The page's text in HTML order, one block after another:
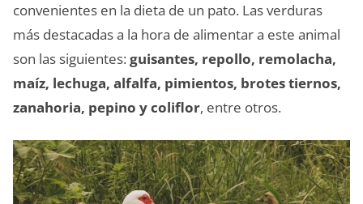
convenientes en la dieta de un pato. Las verduras
más destacadas a la hora de alimentar a este animal
son las siguientes:guisantes, repollo, remolacha,
maíz, lechuga, alfalfa, pimientos, brotes tiernos,
zanahoria, pepino y coliflor, entre otros.